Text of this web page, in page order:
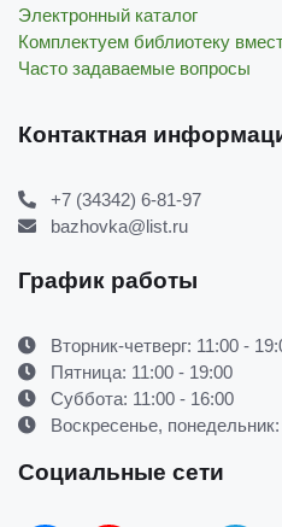
Электронный каталог
Комплектуем библиотеку
Часто задаваемые вопросы
Контактная
+7 (34342) 6-81-97
bazhovka@list.ru
График работы
Вторник-четверг: 11:00 -
Пятница: 11:00 - 19:00
Суббота: 11:00 - 16:00
Воскресенье,
Социальные сети